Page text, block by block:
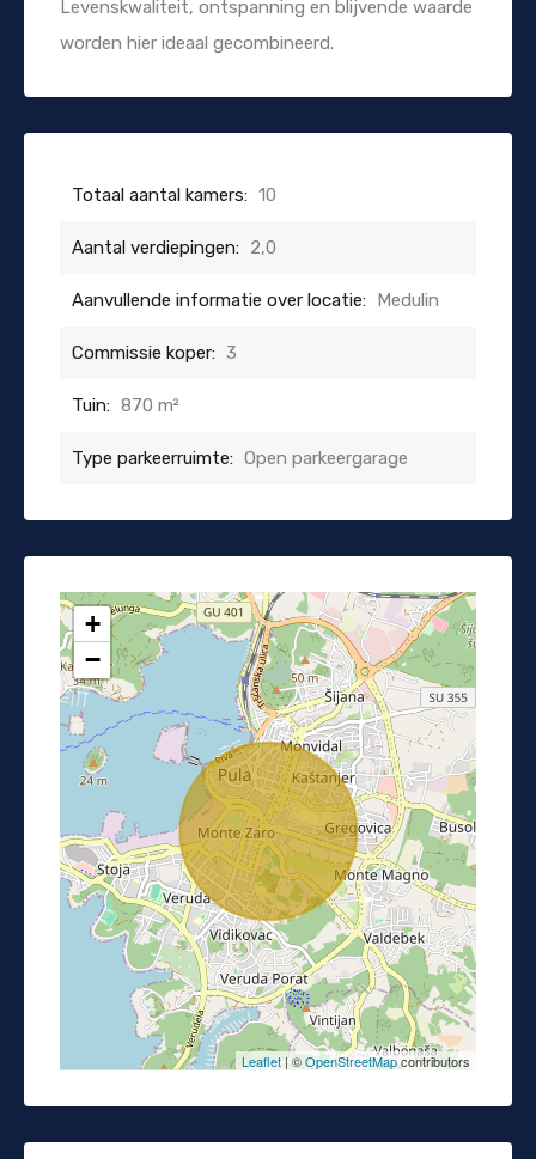
Levenskwaliteit, ontspanning en blijvende waarde
worden hier ideaal gecombineerd.
Totaal aantal kamers: 10
Aantal verdiepingen: 2,0
Aanvullende informatie over locatie: Medulin
Commissie koper: 3
Tuin: 870 m²
Type parkeerruimte: Open parkeergarage
+
−
Leaflet| ©OpenStreetMapcontributors